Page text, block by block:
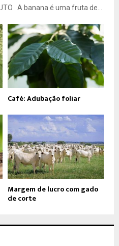
A banana é uma fruta de...
Café: Adubação foliar
Margem de lucro com gado
de corte